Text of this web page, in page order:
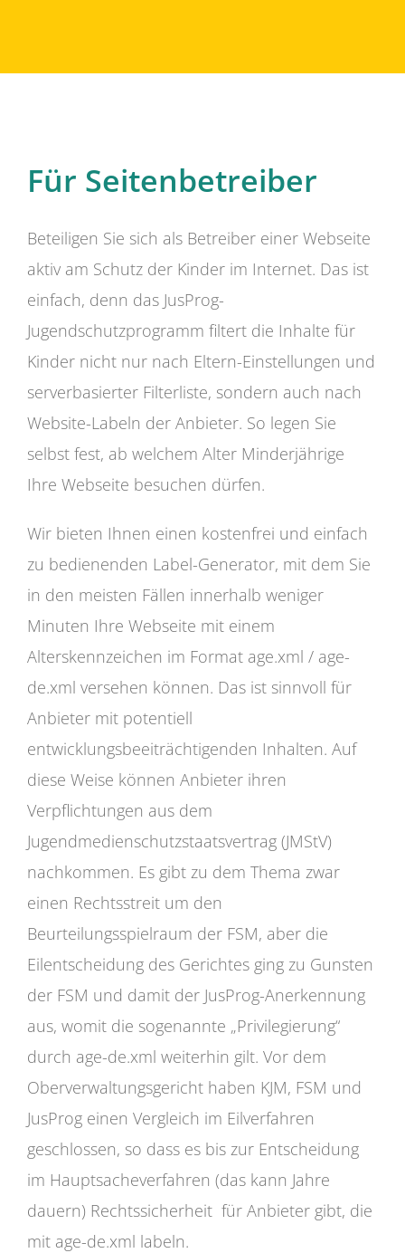
Für Seitenbetreiber
Beteiligen Sie sich als Betreiber einer Webseite
aktiv am Schutz der Kinder im Internet. Das ist
einfach, denn das JusProg-
Jugendschutzprogramm filtert die Inhalte für
Kinder nicht nur nach Eltern-Einstellungen und
serverbasierter Filterliste, sondern auch nach
Website-Labeln der Anbieter. So legen Sie
selbst fest, ab welchem Alter Minderjährige
Ihre Webseite besuchen dürfen.
Wir bieten Ihnen einen kostenfrei und einfach
zu bedienenden Label-Generator, mit dem Sie
in den meisten Fällen innerhalb weniger
Minuten Ihre Webseite mit einem
Alterskennzeichen im Format age.xml / age-
de.xml versehen können. Das ist sinnvoll für
Anbieter mit potentiell
entwicklungsbeeiträchtigenden Inhalten. Auf
diese Weise können Anbieter ihren
Verpflichtungen aus dem
Jugendmedienschutzstaatsvertrag (JMStV)
nachkommen. Es gibt zu dem Thema zwar
einen Rechtsstreit um den
Beurteilungsspielraum der FSM, aber die
Eilentscheidung des Gerichtes ging zu Gunsten
der FSM und damit der JusProg-Anerkennung
aus, womit die sogenannte „Privilegierung“
durch age-de.xml weiterhin gilt. Vor dem
Oberverwaltungsgericht haben KJM, FSM und
JusProg einen Vergleich im Eilverfahren
geschlossen, so dass es bis zur Entscheidung
im Hauptsacheverfahren (das kann Jahre
dauern) Rechtssicherheit für Anbieter gibt, die
mit age-de.xml labeln.